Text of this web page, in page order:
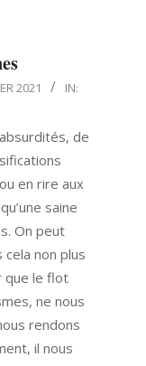
2021
IN:
de
en rire aux
saine
On peut
cela non plus
que le flot
ne nous
rendons
il nous